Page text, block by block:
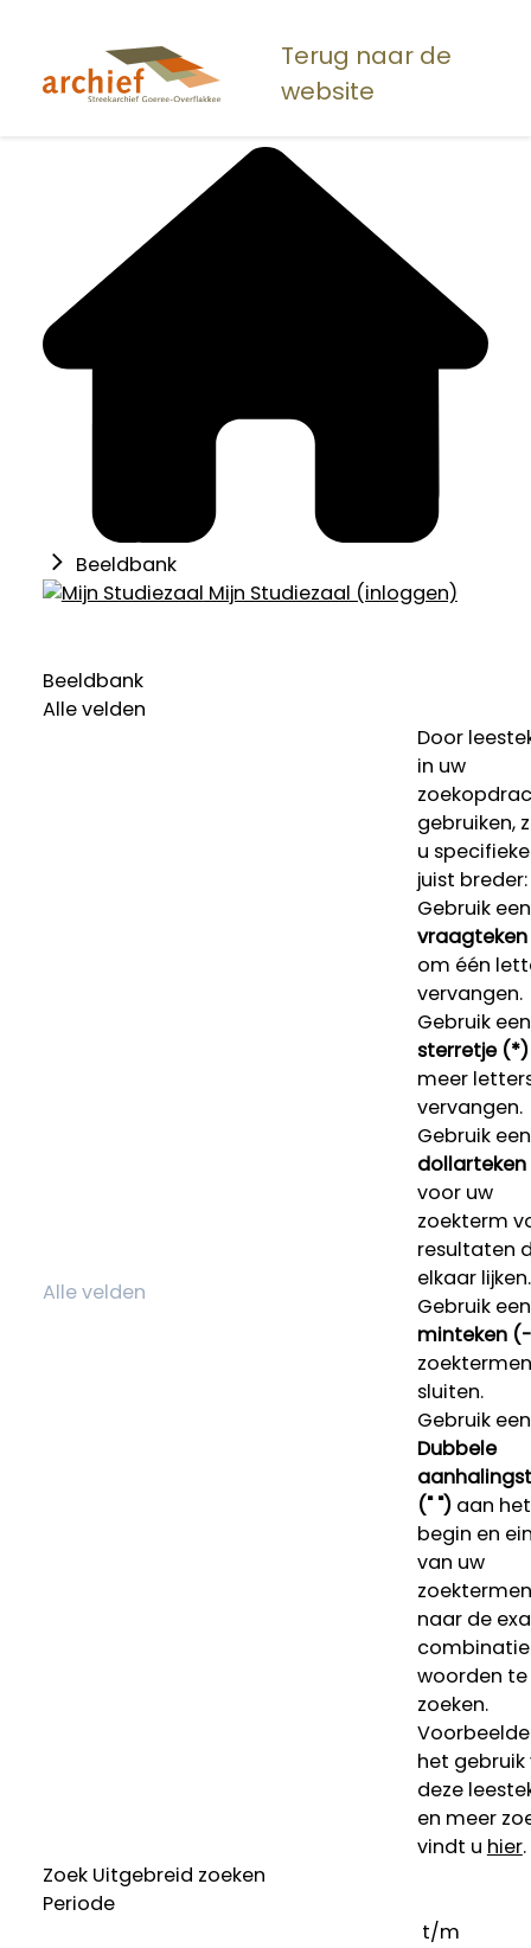
naar
Terug naar de
website
Beeldbank
Mijn Studiezaal (inloggen)
Beeldbank
Alle velden
Door
in uw
gebruiken,
u
juist breder:
Gebruik een
om één
vervangen.
Gebruik een
sterretje (*)
meer
vervangen.
Gebruik een
voor uw
zoekterm
resultaten
elkaar lijken.
Gebruik een
minteken
sluiten.
Gebruik een
Dubbele
(" ")aan het
begin en
van uw
naar de
woorden te
zoeken.
het gebruik
deze
en meer
vindt u hier.
Zoek Uitgebreid zoeken
Periode
t/m